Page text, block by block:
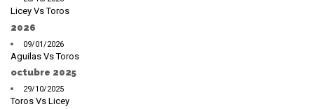
Licey Vs Toros
2026
09/01/2026
Aguilas Vs Toros
octubre 2025
29/10/2025
Toros Vs Licey